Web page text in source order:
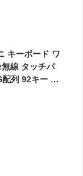
キーボード ワ
線 タッチパ
列 92キー マ